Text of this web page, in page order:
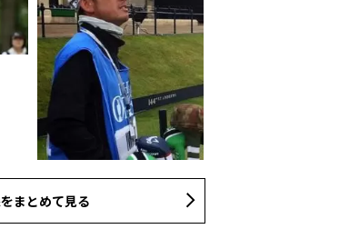
まとめて見る